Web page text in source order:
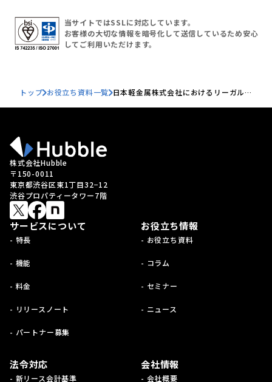
当サイトではSSLに対応しています。
お客様の大切な情報を暗号化して送信しているため安心
してご利用いただけます。
トップ お役立ち資料一覧 日本軽金属株式会社におけるリーガルオ
株式会社Hubble
〒150-0011
東京都渋谷区東1丁目32−12
渋谷プロパティータワー7階
サービスについて
- 特長
- 機能
- 料金
- リリースノート
- パートナー募集
お役立ち情報
- お役立ち資料
- コラム
- セミナー
- ニュース
法令対応
- 新リース会計基準
会社情報
- 会社概要